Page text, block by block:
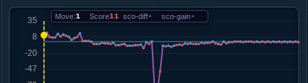
.....卒３进１
黑+6
15. 兵七进一
.....车３退２
黑+4
16. 车四平七
Move:1 Score11 sco-diff- sco-gain-